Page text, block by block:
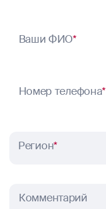
Ваши ФИО*
Номер телефона*
Регион*
Комментарий